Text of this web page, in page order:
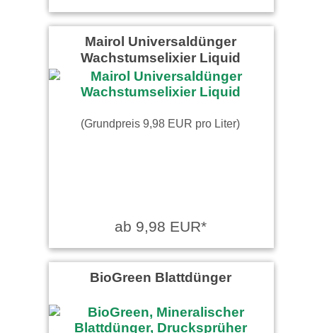
Mairol Universaldünger
Wachstumselixier Liquid
(Grundpreis 9,98 EUR pro Liter)
ab 9,98 EUR*
BioGreen Blattdünger